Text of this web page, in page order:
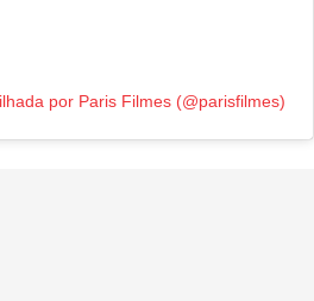
por Paris Filmes (@parisfilmes)